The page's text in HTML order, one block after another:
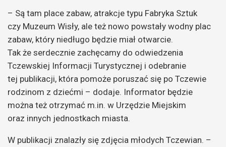
– Są tam place zabaw, atrakcje typu Fabryka Sztuk
czy Muzeum Wisły, ale też nowo powstały wodny plac
zabaw, który niedługo będzie miał otwarcie.
Tak że serdecznie zachęcamy do odwiedzenia
Tczewskiej Informacji Turystycznej i odebranie
tej publikacji, która pomoże poruszać się po Tczewie
rodzinom z dziećmi – dodaje. Informator będzie
można też otrzymać m.in. w Urzędzie Miejskim
oraz innych jednostkach miasta.
W publikacji znalazły się zdjęcia młodych Tczewian. –